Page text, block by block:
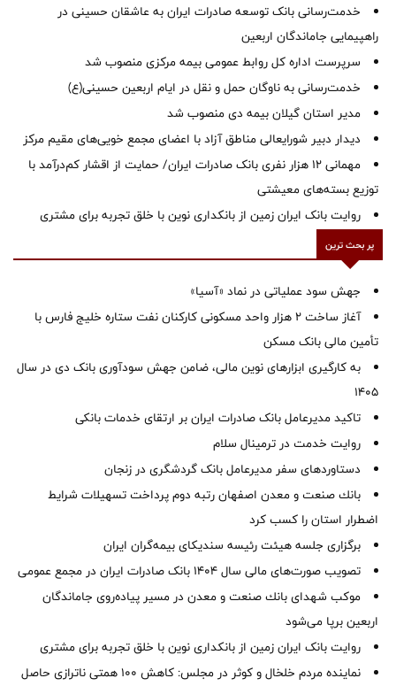
خدمت‌رسانی بانک توسعه صادرات ایران به عاشقان حسینی در
راهپیمایی جاماندگان اربعین
سرپرست اداره کل روابط عمومی بیمه مرکزی منصوب شد
خدمت‌رسانی به ناوگان حمل و نقل در ایام اربعین حسینی(ع)
‌مدیر استان گیلان بیمه دی منصوب شد
دیدار دبیر شورایعالی مناطق آزاد با اعضای مجمع خویی‌های مقیم مرکز
مهمانی ۱۲ هزار نفری بانک صادرات ایران/ حمایت از اقشار کم‌درآمد با
توزیع بسته‌های معیشتی
روایت بانک ایران زمین از بانکداری نوین با خلق تجربه برای مشتری
پر بحث ترین
جهش سود عملیاتی در نماد «آسیا»
آغاز ساخت ۲ هزار واحد مسکونی کارکنان نفت ستاره خلیج فارس با
تأمین مالی بانک مسکن
به کارگیری ابزارهای نوین مالی، ضامن جهش سودآوری بانک دی در سال
1405
تاکید مدیرعامل بانک صادرات ایران بر ارتقای خدمات بانکی
روایت خدمت در ترمینال سلام
دستاوردهای سفر مدیرعامل بانک گردشگری در زنجان
بانك صنعت و معدن اصفهان رتبه دوم پرداخت تسهیلات شرایط
اضطرار استان را كسب كرد
برگزاری جلسه هیئت رئیسه سندیکای بیمه‌گران ایران
تصویب صورت‌های مالی سال ۱۴۰۴ بانک صادرات ایران در مجمع عمومی
موكب شهدای بانك صنعت و معدن در مسیر پیاده‌روی جاماندگان
اربعین برپا می‌شود
روایت بانک ایران زمین از بانکداری نوین با خلق تجربه برای مشتری
نماینده مردم خلخال و کوثر در مجلس: کاهش ۱۰۰ همتی ناترازی حاصل